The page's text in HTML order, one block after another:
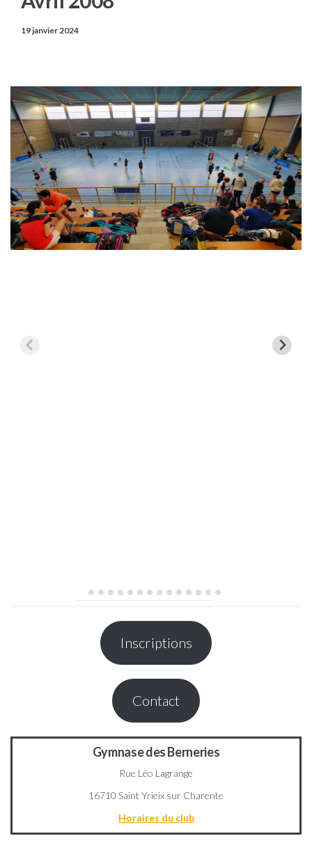
19 janvier 2024
Inscriptions
Contact
Gymnase des Berneries
Rue Léo Lagrange
16710 Saint Yrieix sur Charente
Horaires du club